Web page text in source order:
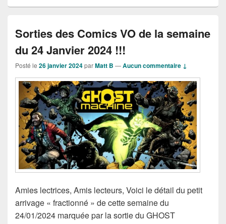
Sorties des Comics VO de la semaine
du 24 Janvier 2024 !!!
Posté le 26 janvier 2024parMatt B —Aucun commentaire ↓
Amies lectrices, Amis lecteurs, Voici le détail du petit
arrivage « fractionné » de cette semaine du
24/01/2024 marquée par la sortie du GHOST